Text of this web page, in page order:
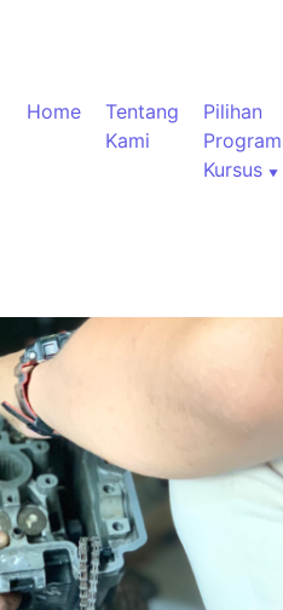
Home
Tentang
Kami
Pilihan
Program
Kursus